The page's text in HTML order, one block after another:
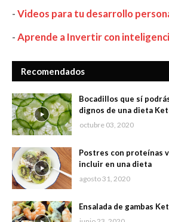
-Videos para tu desarrollo
-Aprende a Invertir con
Recomendados
Bocadillos que sí
dignos de una dieta
octubre 03, 2020
Postres con proteínas
incluir en una dieta
agosto 31, 2020
Ensalada de gambas